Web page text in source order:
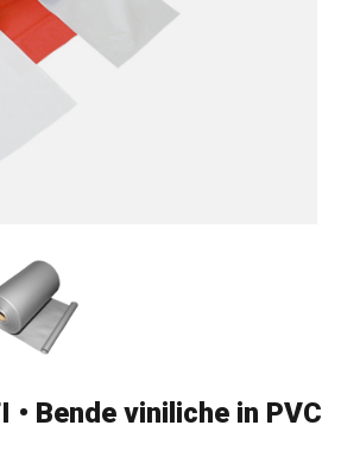
• Bende viniliche in PVC